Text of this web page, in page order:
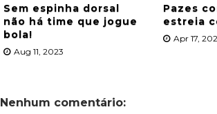
Sem espinha dorsal
não há time que jogue
bola!
Aug 11, 2023
Pazes
estreia
Apr 17,
Nenhum comentário: